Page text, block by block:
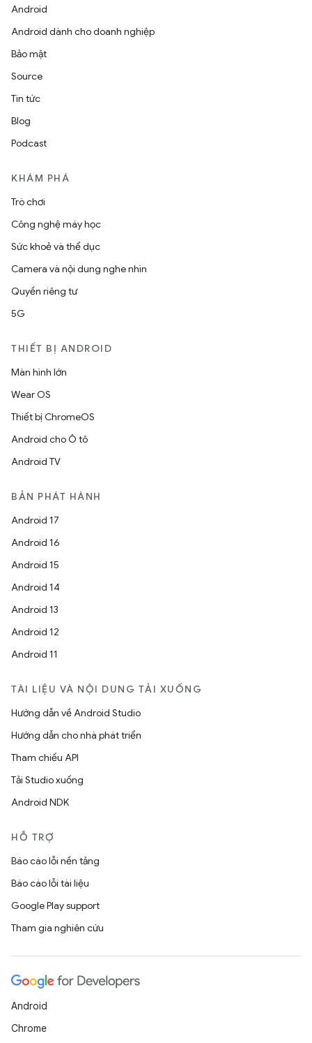
Android
Android dành cho doanh nghiệp
Bảo mật
Source
Tin tức
Blog
Podcast
KHÁM PHÁ
Trò chơi
Công nghệ máy học
Sức khoẻ và thể dục
Camera và nội dung nghe nhìn
Quyền riêng tư
5G
THIẾT BỊ ANDROID
Màn hình lớn
Wear OS
Thiết bị ChromeOS
Android cho Ô tô
Android TV
BẢN PHÁT HÀNH
Android 17
Android 16
Android 15
Android 14
Android 13
Android 12
Android 11
TÀI LIỆU VÀ NỘI DUNG TẢI XUỐNG
Hướng dẫn về Android Studio
Hướng dẫn cho nhà phát triển
Tham chiếu API
Tải Studio xuống
Android NDK
HỖ TRỢ
Báo cáo lỗi nền tảng
Báo cáo lỗi tài liệu
Google Play support
Tham gia nghiên cứu
Android
Chrome